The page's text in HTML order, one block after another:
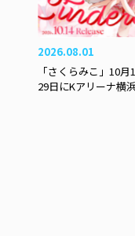
2026.08.01
「さくらみこ」10
29日にKアリーナ横